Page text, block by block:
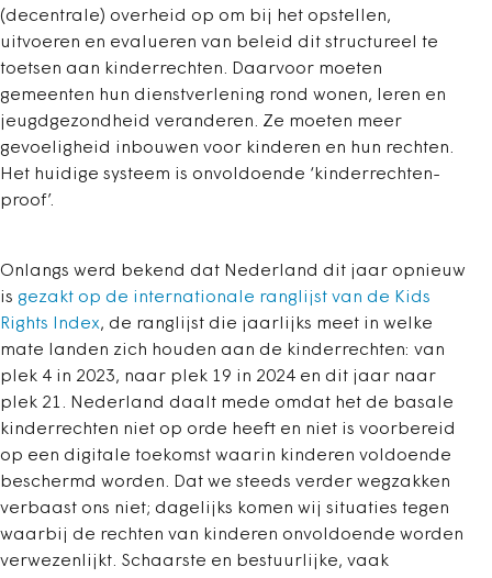
(decentrale) overheid op om bij het opstellen,
uitvoeren en evalueren van beleid dit structureel te
toetsen aan kinderrechten. Daarvoor moeten
gemeenten hun dienstverlening rond wonen, leren en
jeugdgezondheid veranderen. Ze moeten meer
gevoeligheid inbouwen voor kinderen en hun rechten.
Het huidige systeem is onvoldoende ‘kinderrechten-
proof’.
Onlangs werd bekend dat Nederland dit jaar opnieuw
is gezakt op de internationale ranglijst van de Kids
Rights Index, de ranglijst die jaarlijks meet in welke
mate landen zich houden aan de kinderrechten: van
plek 4 in 2023, naar plek 19 in 2024 en dit jaar naar
plek 21. Nederland daalt mede omdat het de basale
kinderrechten niet op orde heeft en niet is voorbereid
op een digitale toekomst waarin kinderen voldoende
beschermd worden. Dat we steeds verder wegzakken
verbaast ons niet; dagelijks komen wij situaties tegen
waarbij de rechten van kinderen onvoldoende worden
verwezenlijkt. Schaarste en bestuurlijke, vaak